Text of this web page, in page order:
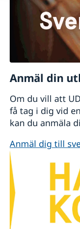
Anmäl din
Om du vill att
få tag i dig vid
kan du anmäla
Anmäl dig till